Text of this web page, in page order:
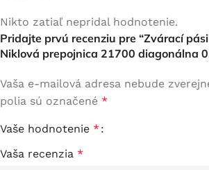
Nikto zatiaľ nepridal hodnotenie.
Pridajte prvú recenziu pre “Zvárací
Niklová prepojnica 21700 diagonálna
Vaša e-mailová adresa nebude
polia sú označené *
Vaše hodnotenie *
Vaša recenzia *